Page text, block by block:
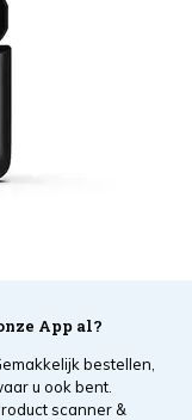
App al?
bestellen,
u ook bent.
scanner &